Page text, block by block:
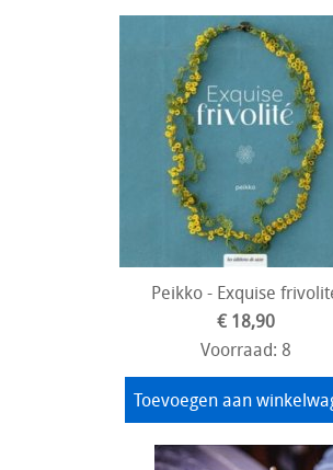
Peikko - Exquise
€ 18,90
Voorraad: 8
Toevoegen aan